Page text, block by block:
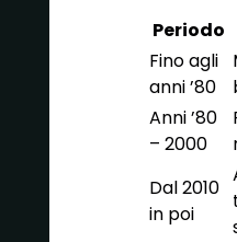
Periodo
Fino agli
anni ’80
Anni ’80
– 2000
Dal 2010
in poi